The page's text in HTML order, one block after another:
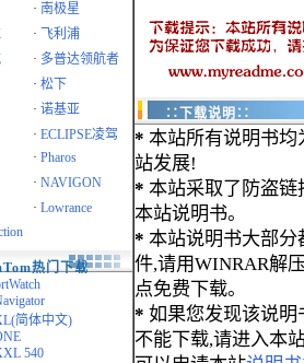
· 南极星
·
飞利浦
· 多普达领航者
· 松下
· 诺基亚
· ECLIPSE凌驾
· Pharos
· NAVIGON
· Lowrance
热门下载
简体中文)
540
∷下载说明∷
* 本站所有说明书均
站发展!
* 本站采取了防盗链
本站说明书。
* 本站说明书大部分
件,请用WINRAR解
点免费下载。
* 如果您发现该说明
不能下载,请进入本